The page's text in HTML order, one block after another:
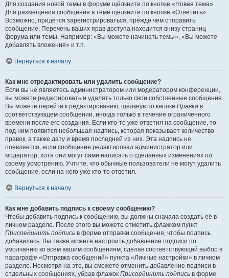
Для создания новой темы в форуме щёлкните по кнопке «Новая тема».
Для размещения сообщения в теме щёлкните по кнопке «Ответить».
Возможно, придётся зарегистрироваться, прежде чем отправить
сообщение. Перечень ваших прав доступа находится внизу страниц
форума или темы. Например: «Вы можете начинать темы», «Вы можете
добавлять вложения» и т.п.
Вернуться к началу
Как мне отредактировать или удалить сообщение?
Если вы не являетесь администратором или модератором конференции,
вы можете редактировать и удалять только свои собственные сообщения.
Вы можете перейти к редактированию, щёлкнув по кнопке Правка в
соответствующем сообщении, иногда только в течение ограниченного
времени после его создания. Если кто-то уже ответил на сообщение, то
под ним появится небольшая надпись, которая показывает количество
правок, а также дату и время последней из них. Эта надпись не
появляется, если сообщение редактировал администратор или
модератор, хотя они могут сами написать о сделанных изменениях по
своему усмотрению. Учтите, что обычные пользователи не могут удалить
сообщение, если на него уже кто-то ответил.
Вернуться к началу
Как мне добавить подпись к своему сообщению?
Чтобы добавить подпись к сообщению, вы должны сначала создать её в
личном разделе. После этого вы можете отметить флажком пункт
Присоединить подпись в форме отправки сообщения, чтобы подпись
добавилась. Вы также можете настроить добавление подписи по
умолчанию ко всем вашим сообщениям, сделав соответствующий выбор в
параграфе «Отправка сообщений» пункта «Личные настройки» в личном
разделе. Несмотря на это, вы сможете отменить добавление подписи в
отдельных сообщениях, убрав флажок Присоединить подпись в форме